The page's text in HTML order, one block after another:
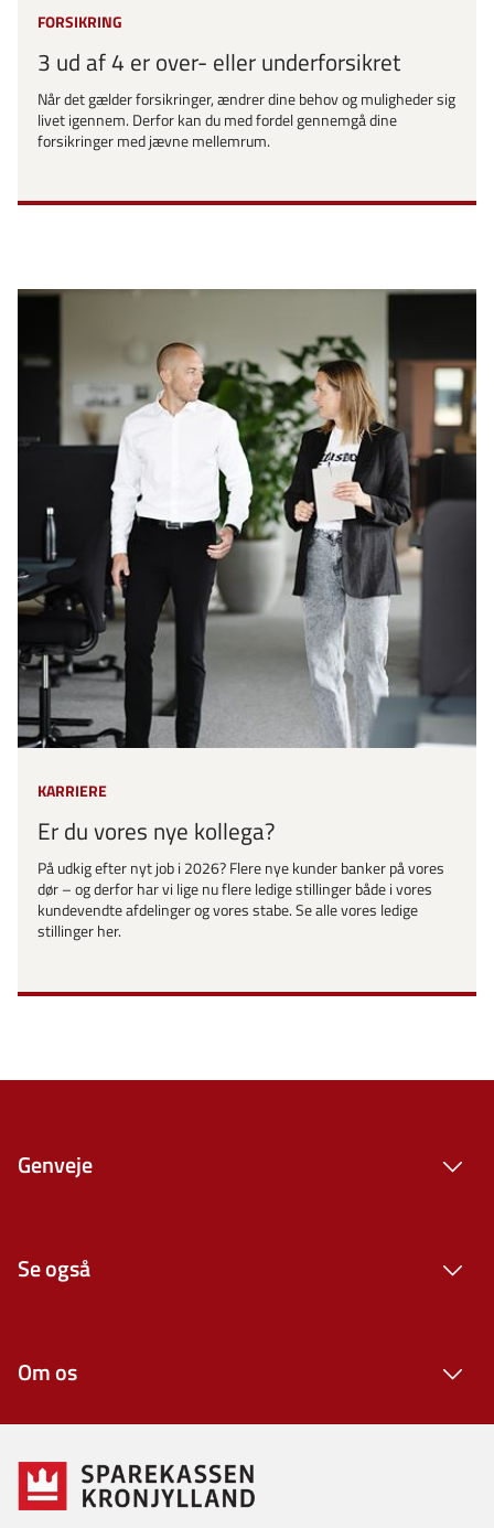
FORSIKRING
3 ud af 4 er over- eller underforsikret
Når det gælder forsikringer, ændrer dine behov og muligheder sig
livet igennem. Derfor kan du med fordel gennemgå dine
forsikringer med jævne mellemrum.
KARRIERE
Er du vores nye kollega?
På udkig efter nyt job i 2026? Flere nye kunder banker på vores
dør – og derfor har vi lige nu flere ledige stillinger både i vores
kundevendte afdelinger og vores stabe. Se alle vores ledige
stillinger her.
Genveje
Se også
Om os